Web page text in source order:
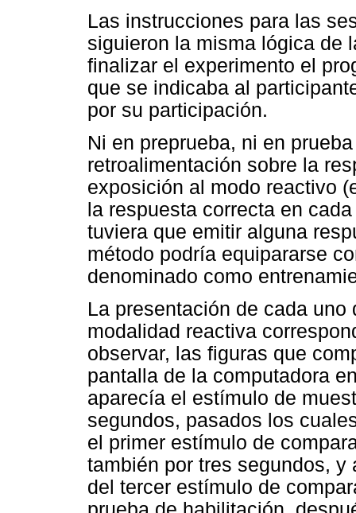
Las instrucciones para las
siguieron la misma lógica de
finalizar el experimento el
que se indicaba al
por su participación.
Ni en preprueba, ni en
retroalimentación sobre la
exposición al modo reactivo
la respuesta correcta en
tuviera que emitir alguna
método podría equipararse
denominado como
La presentación de cada
modalidad reactiva
observar, las figuras que
pantalla de la computadora
aparecía el estímulo de
segundos, pasados los
el primer estímulo de
también por tres segundos,
del tercer estímulo de